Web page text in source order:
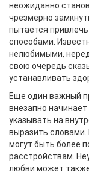
неожиданно
чрезмерно
пытается
способами.
нелюбимыми,
свою очередь
устанавливать
Еще один важный
внезапно
указывать на
выразить словами.
могут быть более
расстройствам.
любви может